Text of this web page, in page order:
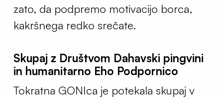
zato, da podpremo motivacijo borca,
kakršnega redko srečate.
Skupaj z Društvom Dahavski pingvini
in humanitarno Eho Podpornico
Tokratna GONIca je potekala skupaj v